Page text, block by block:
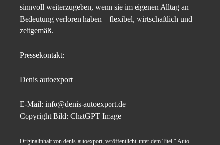
sinnvoll weiterzugeben, wenn sie im eigenen Alltag an
Bedeutung verloren haben – flexibel, wirtschaftlich und
zeitgemäß.
Pressekontakt:
Denis autoexport
E-Mail: info@denis-autoexport.de
Copyright Bild: ChatGPT Image
Originalinhalt von denis-autoexport, veröffentlicht unter dem Titel “ Auto